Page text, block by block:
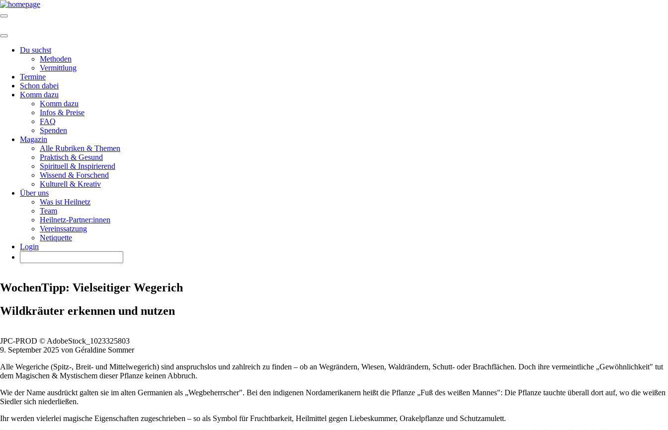
Du suchst
Methoden
Vermittlung
Termine
Schon dabei
Komm dazu
Komm dazu
Infos & Preise
FAQ
Spenden
Magazin
Alle Rubriken & Themen
Praktisch & Gesund
Spirituell & Inspirierend
Wissend & Forschend
Kulturell & Kreativ
Über uns
Was ist Heilnetz
Team
Heilnetz-Partner:innen
Vereinssatzung
Netiquette
Login
WochenTipp: Vielseitiger Wegerich
Wildkräuter erkennen und nutzen
JPC-PROD © AdobeStock_1023325803
9. September 2025 von Géraldine Sommer
Alle Wegeriche (Spitz-, Breit- und Mittelwegerich) sind anspruchslos und zahlreich zu finden – ob an Wegrändern, Wiesen, Waldrändern, Schutt- oder Brachflächen. Doch ihre vermeintliche „Gewöhnlichkeit" tut
dem Magischen & Mystischem dieser Pflanze keinen Abbruch.
Wie der Name ausdrückt galten sie im alten Germanien als „Wegbeherrscher". Bei den indigenen Nordamerikanern heißt die Pflanze „Fuß des weißen Mannes": Die Pflanze tauchte überall dort auf, wo die weißen
Siedler sich niederließen.
Ihr werden vielerlei magische Eigenschaften zugeschrieben – so als Symbol für Fruchtbarkeit, Heilmittel gegen Liebeskummer, Orakelpflanze und Schutzamulett.